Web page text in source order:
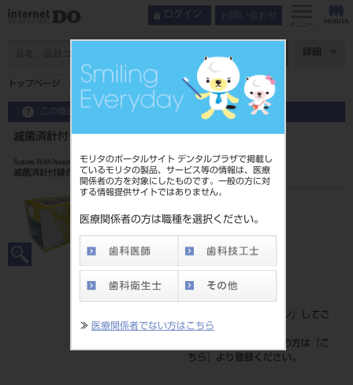
モリタのポータルサイト デンタルプラザで掲載し
ているモリタの製品、サービス等の情報は、医療
関係者の方を対象にしたものです。一般の方に対
する情報提供サイトではありません。
医療関係者の方は職種を選択ください。
≫ 医療関係者でない方はこちら
ログイン お問い合わせ
メニュー
詳細
トップページ 滅菌済針付き縫合糸 12入 No.14
この商品に関するお問い合わせ
滅菌済針付き縫合糸 12入 No.14
Suture With Needle
滅菌済針付縫合糸
20239016014
JAN/EANコード
標準価格
ログイン
』してご
覧ください。
ネット会員登録がまだの方は『
こ
ちら
』より登録ください。